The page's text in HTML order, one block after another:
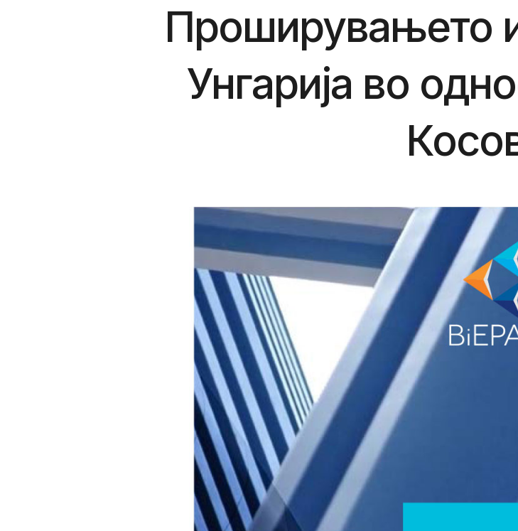
Проширувањето
Унгарија во